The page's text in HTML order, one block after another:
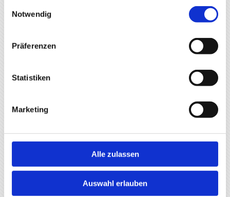
Notwendig
Präferenzen
Statistiken
Marketing
Alle zulassen
Auswahl erlauben
Dienstleistungen:
Reparatur von Front-, Heck- und
Fenster verspiegeln
Funktionale Autoglaselemente
für Ihr Fahrzeug